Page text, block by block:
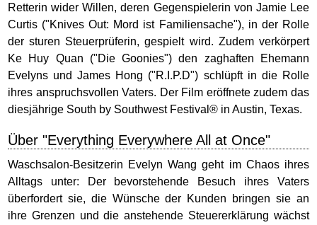
Retterin wider Willen, deren Gegenspielerin von Jamie Lee
Curtis ("Knives Out: Mord ist Familiensache"), in der Rolle
der sturen Steuerprüferin, gespielt wird. Zudem verkörpert
Ke Huy Quan ("Die Goonies") den zaghaften Ehemann
Evelyns und James Hong ("R.I.P.D") schlüpft in die Rolle
ihres anspruchsvollen Vaters. Der Film eröffnete zudem das
diesjährige South by Southwest Festival® in Austin, Texas.
Über "Everything Everywhere All at Once"
Waschsalon-Besitzerin Evelyn Wang geht im Chaos ihres
Alltags unter: Der bevorstehende Besuch ihres Vaters
überfordert sie, die Wünsche der Kunden bringen sie an
ihre Grenzen und die anstehende Steuererklärung wächst